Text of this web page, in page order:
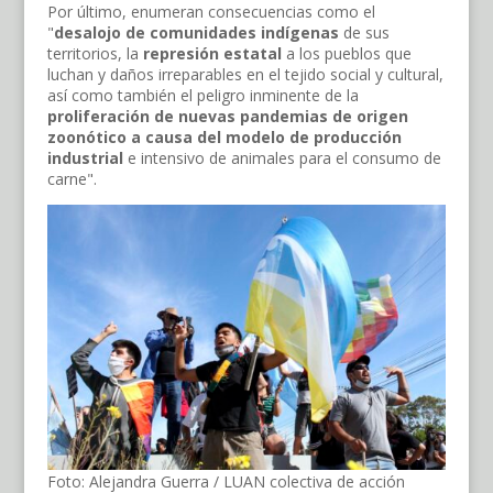
Por último, enumeran consecuencias como el
"desalojo de comunidades indígenas de sus
territorios, la represión estatal a los pueblos que
luchan y daños irreparables en el tejido social y cultural,
así como también el peligro inminente de la
proliferación de nuevas pandemias de origen
zoonótico a causa del modelo de producción
industrial e intensivo de animales para el consumo de
carne".
Foto: Alejandra Guerra / LUAN colectiva de acción